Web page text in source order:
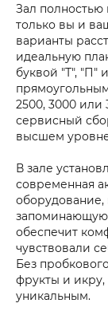
Зал
только вы и
варианты
идеальную
буквой "Т", "П"
2500, 3000 или
сервисный
высшем
В зале
современная
оборудование,
обеспечит
чувствовали
Без
фрукты и икру,
уникальным.